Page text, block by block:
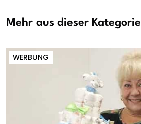
Mehr aus dieser Kategorie
WERBUNG